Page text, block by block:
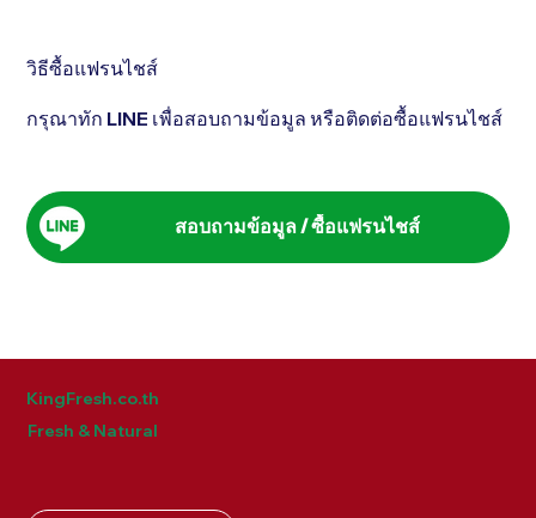
วิธีซื้อแฟรนไชส์
กรุณาทัก LINE เพื่อสอบถามข้อมูล หรือติดต่อซื้อแฟรนไชส์
สอบถามข้อมูล / ซื้อแฟรนไชส์
KingFresh.co.th
Fresh & Natural